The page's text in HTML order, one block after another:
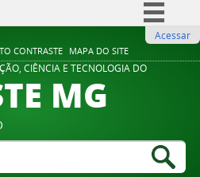
CONTRASTE MAPA DO SITE
Comunica BR
Participe
Legislação
Acessar
CIÊNCIA E TECNOLOGIA DO
MG